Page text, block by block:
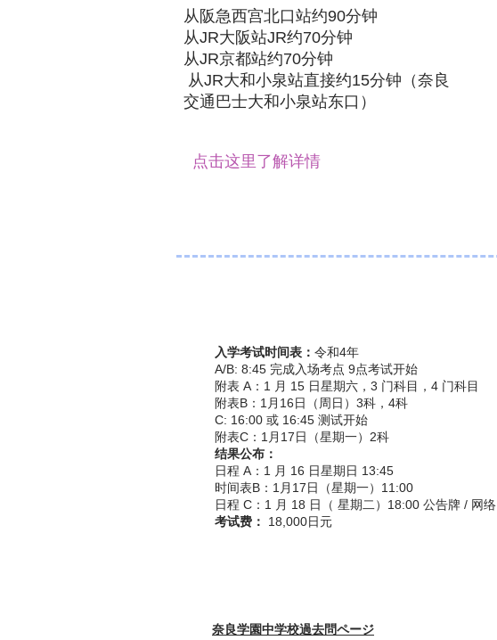
点击这里了解详情
从阪急西宫北口站约90分钟
从JR大阪站JR约70分钟
从JR京都站约70分钟
从JR大和小泉站直接约15分钟（奈良
交通巴士大和小泉站东口）
入学考试时间表： 令和4年
A/B: 8:45 完成入场考点 9点考试开始
附表 A：1 月 15 日星期六，3 门科目，4 门科目
附表B：1月16日（周日）3科，4科
C: 16:00 或 16:45 测试开始
附表C：1月17日（星期一）2科
结果公布：
日程 A：1 月 16 日星期日 13:45
时间表B：1月17日（星期一）11:00
日程 C：1 月 18 日（ 星期二）18:00 公告牌 / 网络
考试费：
18,000日元
奈良学園中学校過去問ページ